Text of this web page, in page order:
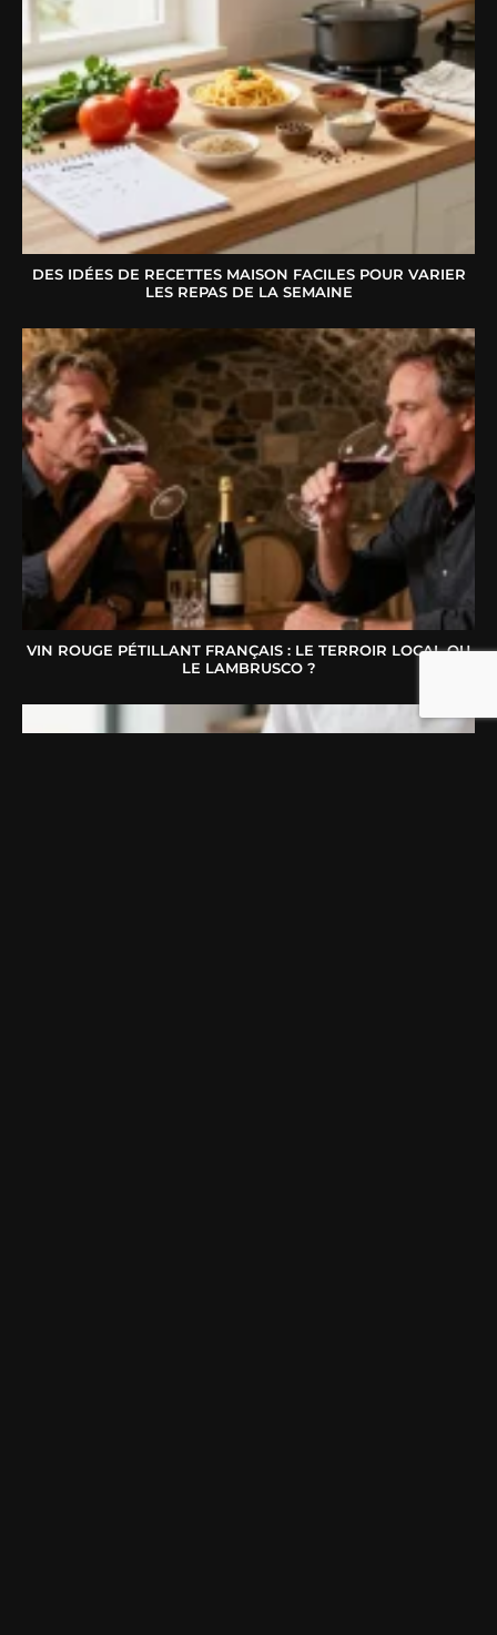
DES IDÉES DE RECETTES MAISON FACILES POUR VARIER
LES REPAS DE LA SEMAINE
VIN ROUGE PÉTILLANT FRANÇAIS : LE TERROIR LOCAL OU
LE LAMBRUSCO ?